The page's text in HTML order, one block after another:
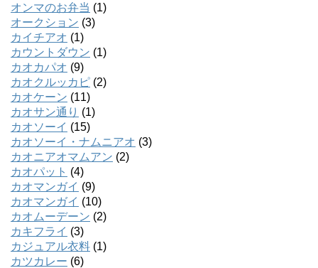
オンマのお弁当 (1)
オークション (3)
カイチアオ (1)
カウントダウン (1)
カオカパオ (9)
カオクルッカピ (2)
カオケーン (11)
カオサン通り (1)
カオソーイ (15)
カオソーイ・ナムニアオ (3)
カオニアオマムアン (2)
カオパット (4)
カオマンガイ (9)
カオマンガイ (10)
カオムーデーン (2)
カキフライ (3)
カジュアル衣料 (1)
カツカレー (6)